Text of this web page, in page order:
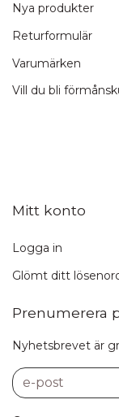
Nya produkter
Returformulär
Varumärken
Vill du bli
Mitt konto
Logga in
Glömt ditt
Prenumerera
Nyhetsbrevet är
e-post